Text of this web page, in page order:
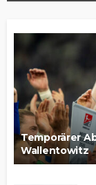
Temporärer
Wallentowitz